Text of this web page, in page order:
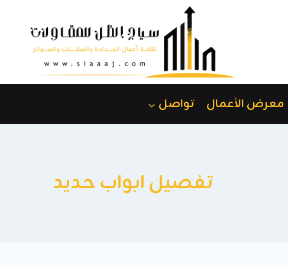
معرض الأعمال تواصل
تفصيل ابواب حديد